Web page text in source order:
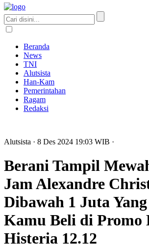
Beranda
News
TNI
Alutsista
Han-Kam
Pemerintahan
Ragam
Redaksi
Alutsista · 8 Des 2024 19:03 WIB ·
Berani Tampil
Jam Alexandre
Dibawah 1 Juta
Kamu Beli di Promo
Histeria 12.12